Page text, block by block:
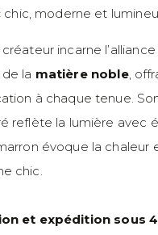
chic, moderne et
incarne l’alliance
la matière noble,
à chaque tenue.
reflète la lumière avec
évoque la chaleur
chic.
et expédition sous